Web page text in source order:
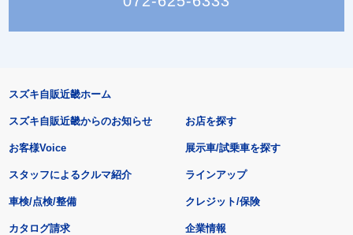
スズキ自販近畿ホーム
スズキ自販近畿からのお知らせ
お客様Voice
スタッフによるクルマ紹介
お店を探す
展示車/試乗車を探す
ラインアップ
車検/点検/整備 クレジット/保険
カタログ請求 企業情報